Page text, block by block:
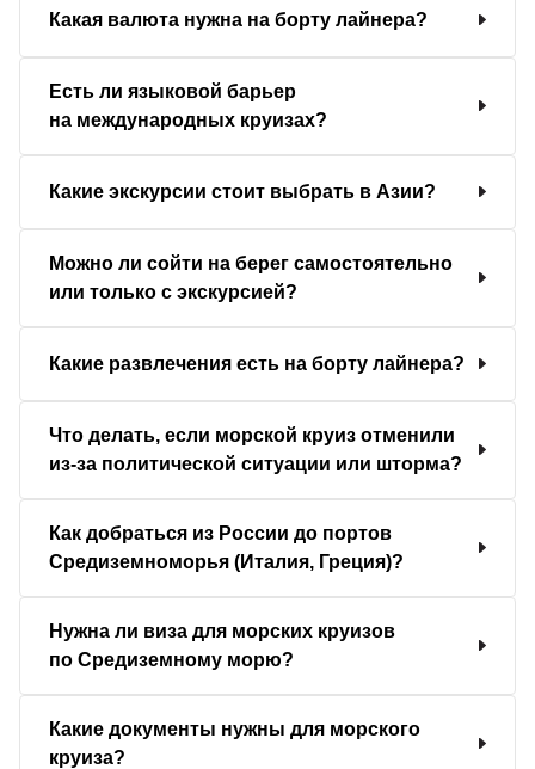
Какая валюта нужна на борту лайнера?
Есть ли языковой барьер
на международных круизах?
Какие экскурсии стоит выбрать в Азии?
Можно ли сойти на берег самостоятельно
или только с экскурсией?
Какие развлечения есть на борту лайнера?
Что делать, если морской круиз отменили
из-за политической ситуации или шторма?
Как добраться из России до портов
Средиземноморья (Италия, Греция)?
Нужна ли виза для морских круизов
по Средиземному морю?
Какие документы нужны для морского
круиза?